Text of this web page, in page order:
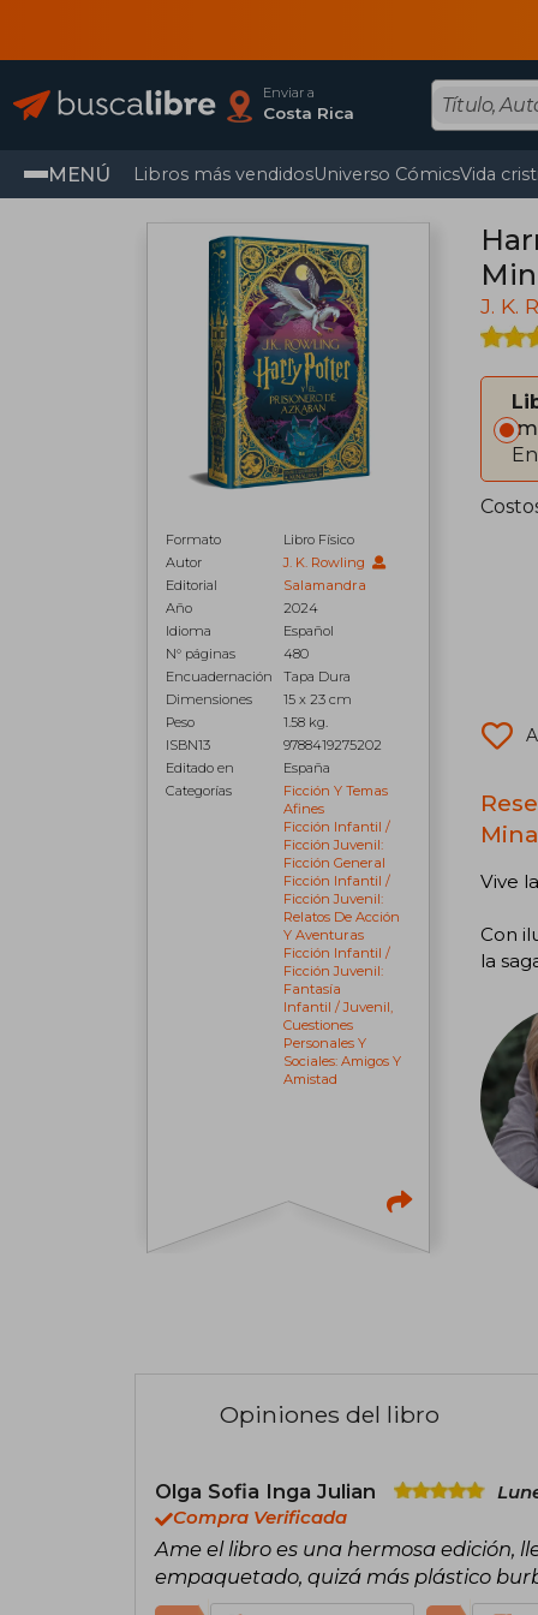
Enviar a
Costa Rica
MENÚ Libros más vendidosUniverso CómicsVida
Formato
Libro Físico
Autor
J. K. Rowling
Editorial
Salamandra
Año
2024
Idioma
Español
N° páginas
480
Encuadernación
Tapa Dura
Dimensiones
15 x 23 cm
Peso
1.58 kg.
ISBN13
9788419275202
Editado en
España
Categorías
Ficción Y Temas
Afines
Ficción Infantil /
Ficción Juvenil:
Ficción General
Ficción Infantil /
Ficción Juvenil:
Relatos De Acción
Y Aventuras
Ficción Infantil /
Ficción Juvenil:
Fantasía
Infantil / Juvenil,
Cuestiones
Personales Y
Sociales: Amigos Y
Amistad
J. K.
Vive
Con
la
Opiniones del libro
Olga Sofia Inga Julian
Compra Verificada
Ame el libro es una hermosa edición,
empaquetado, quizá más plástico